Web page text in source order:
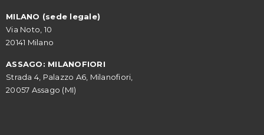
MILANO (sede legale)
Via Noto, 10
20141 Milano
ASSAGO: MILANOFIORI
Strada 4, Palazzo A6, Milanofiori,
20057 Assago (MI)